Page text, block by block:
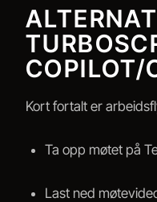
COPILOT/
Kort fortalt er
Ta opp møtet på
Last ned